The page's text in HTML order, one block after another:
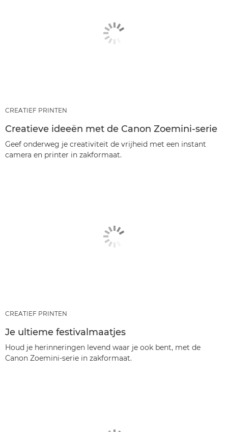
CREATIEF PRINTEN
Creatieve ideeën met de Canon Zoemini-serie
Geef onderweg je creativiteit de vrijheid met een instant
camera en printer in zakformaat.
CREATIEF PRINTEN
Je ultieme festivalmaatjes
Houd je herinneringen levend waar je ook bent, met de
Canon Zoemini-serie in zakformaat.